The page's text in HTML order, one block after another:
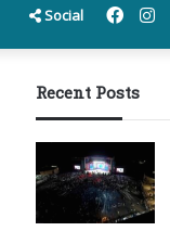
Social
Recent Posts